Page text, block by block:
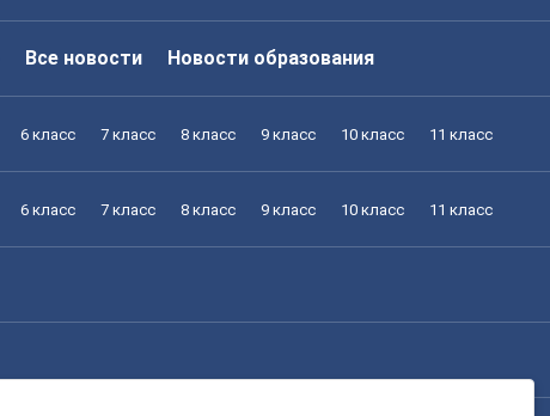
Все новости Новости образования
6 класс 7 класс 8 класс 9 класс 10 класс 11 класс
6 класс 7 класс 8 класс 9 класс 10 класс 11 класс